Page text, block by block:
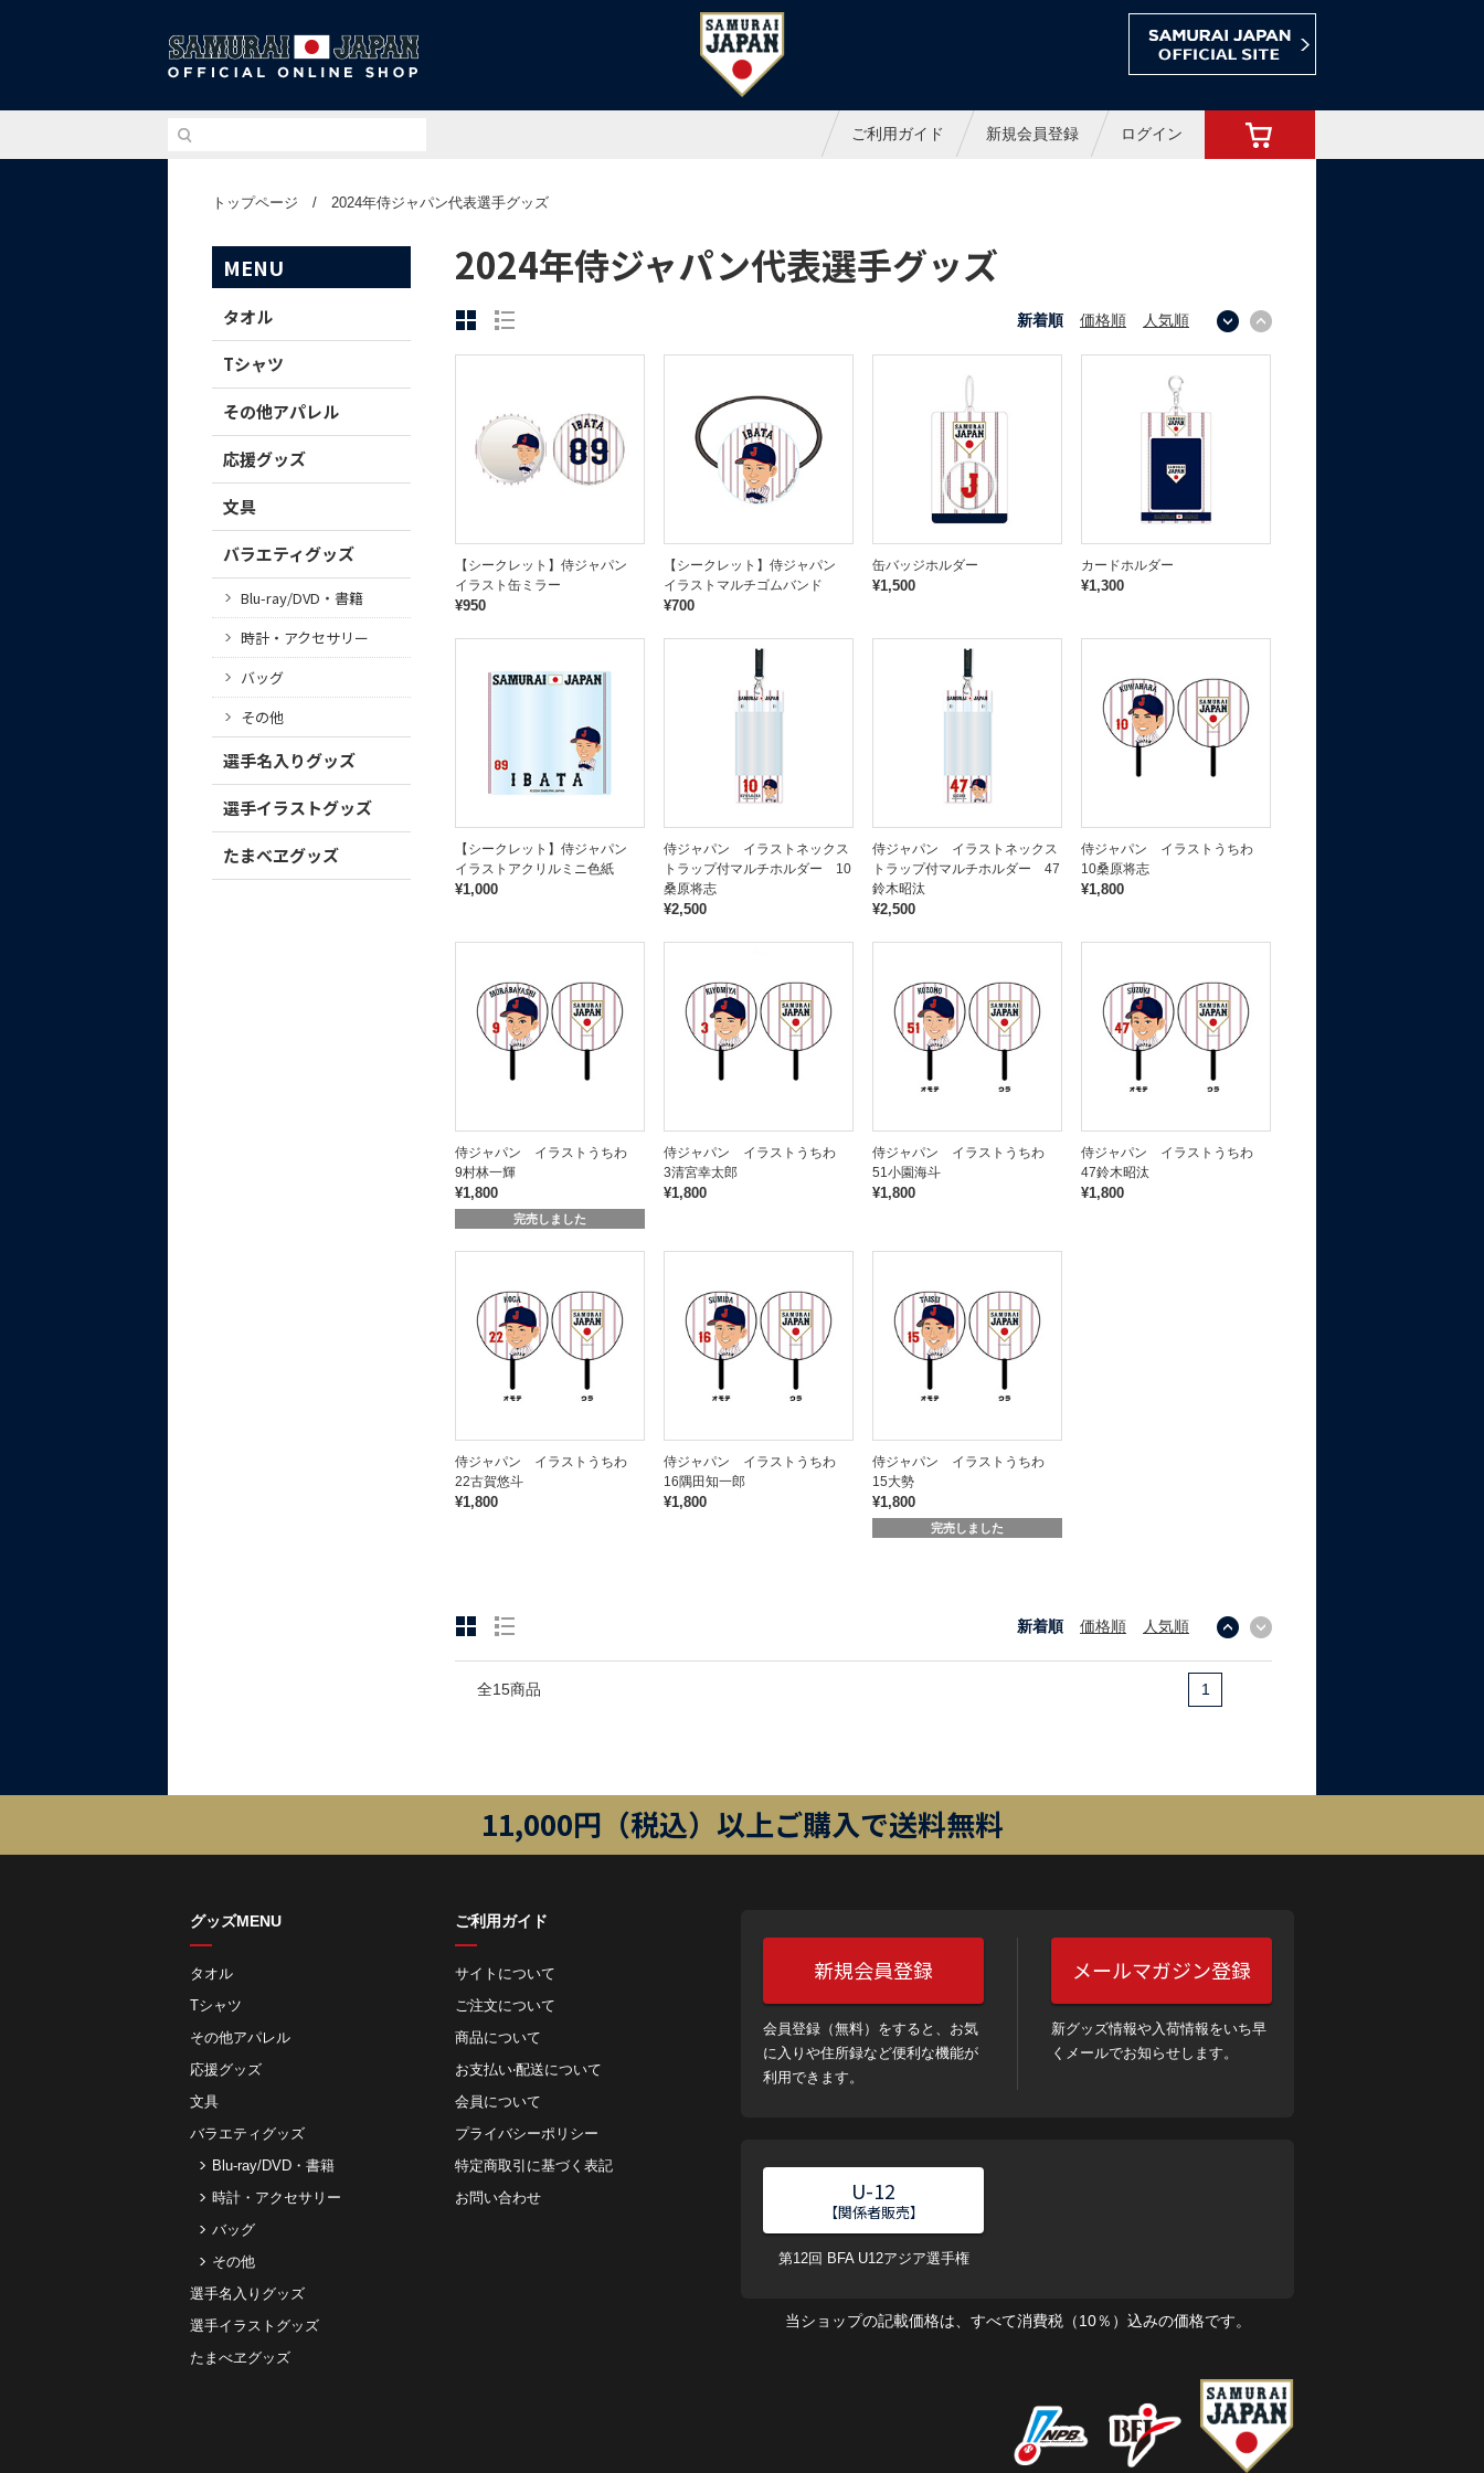
侍ジャパンオフィシャルオンラインショップ
ご利用ガイド 新規会員登録 ログイン
トップページ / 2024年侍ジャパン代表選手グッズ
MENU
タオル
Tシャツ
その他アパレル
応援グッズ
文具
バラエティグッズ
Blu-ray/DVD・書籍
時計・アクセサリー
バッグ
その他
選手名入りグッズ
選手イラストグッズ
たまべヱグッズ
2024年侍ジャパン代表選手グッズ
新着順 価格順 人気順
【シークレット】侍ジャパン
イラスト缶ミラー
¥950
【シークレット】侍ジャパン
イラストマルチゴムバンド
¥700
缶バッジホルダー
¥1,500
カードホルダー
¥1,300
【シークレット】侍ジャパン
イラストアクリルミニ色紙
¥1,000
侍ジャパン イラストネックス
トラップ付マルチホルダー 10
桑原将志
¥2,500
侍ジャパン イラストネックス
トラップ付マルチホルダー 47
鈴木昭汰
¥2,500
侍ジャパン イラストうちわ
10桑原将志
¥1,800
侍ジャパン イラストうちわ
9村林一輝
¥1,800
完売しました
侍ジャパン イラストうちわ
3清宮幸太郎
¥1,800
侍ジャパン イラストうちわ
51小園海斗
¥1,800
侍ジャパン イラストうちわ
47鈴木昭汰
¥1,800
侍ジャパン イラストうちわ
22古賀悠斗
¥1,800
侍ジャパン イラストうちわ
16隅田知一郎
¥1,800
侍ジャパン イラストうちわ
15大勢
¥1,800
完売しました
新着順 価格順 人気順
全15商品 1
11,000円（税込）以上ご購入で送料無料
グッズMENU
タオル
Tシャツ
その他アパレル
応援グッズ
文具
バラエティグッズ
Blu-ray/DVD・書籍
時計・アクセサリー
バッグ
その他
選手名入りグッズ
選手イラストグッズ
たまべヱグッズ
ご利用ガイド
サイトについて
ご注⽂について
商品について
お⽀払い‧配送について
会員について
プライバシーポリシー
特定商取引に基づく表記
お問い合わせ
新規会員登録
会員登録（無料）をすると、お気
に入りや住所録など便利な機能が
利用できます。
メールマガジン登録
新グッズ情報や入荷情報をいち早
くメールでお知らせします。
U-12
【関係者販売】
第12回 BFA U12アジア選手権
当ショップの記載価格は、すべて消費税（10％）込みの価格です。